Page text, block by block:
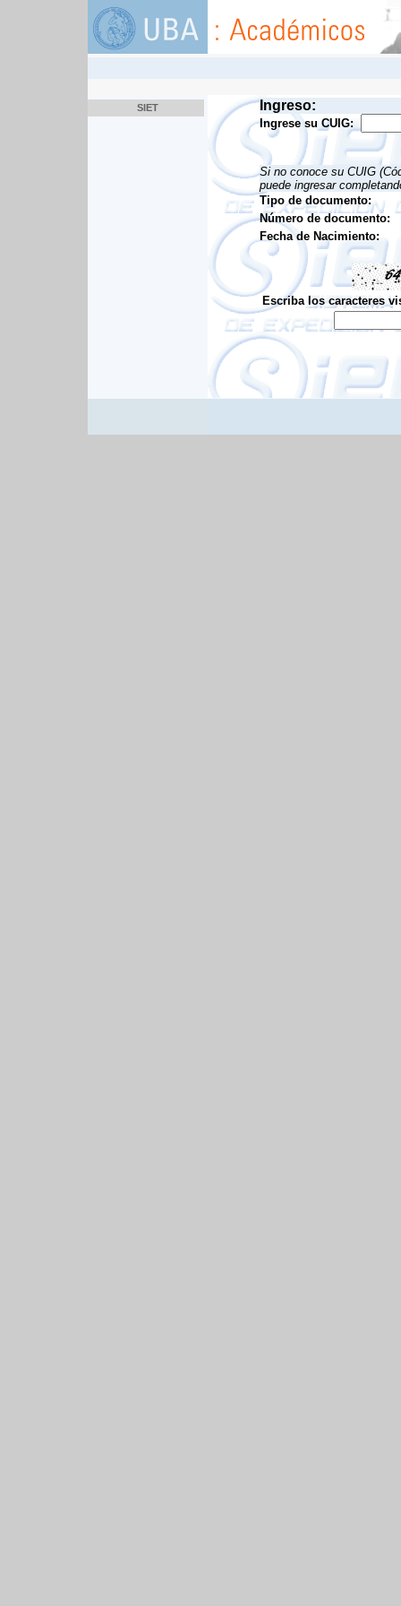
SIET Ingreso:
Ingrese su CUIG:
Si no conoce su CUIG
puede ingresar
Tipo de documento:
Número de documento:
Fecha de Nacimiento:
Escriba los caracteres